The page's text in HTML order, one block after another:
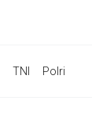
TNI Polri